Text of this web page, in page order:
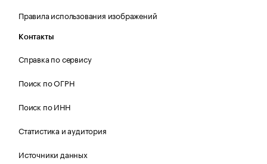
Правила использования изображений
Контакты
Справка по сервису
Поиск по ОГРН
Поиск по ИНН
Статистика и аудитория
Источники данных